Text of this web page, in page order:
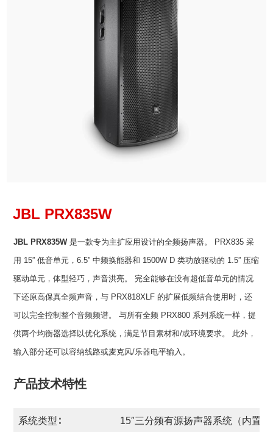
JBL PRX835W
JBL PRX835W是一款专为主扩应用设计的全频扬声器。 PRX835 采
用 15” 低音单元，6.5” 中频换能器和 1500W D 类功放驱动的 1.5” 压缩
驱动单元，体型轻巧，声音洪亮。 完全能够在没有超低音单元的情况
下还原高保真全频声音，与 PRX818XLF 的扩展低频结合使用时，还
可以完全控制整个音频频谱。 与所有全频 PRX800 系列系统一样，提
供两个均衡器选择以优化系统，满足节目素材和/或环境要求。 此外，
输入部分还可以容纳线路或麦克风/乐器电平输入。
产品技术特性
系统类型∶ 15″三分频有源扬声器系统（内置